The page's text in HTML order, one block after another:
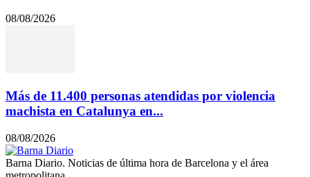
08/08/2026
Más de 11.400 personas atendidas por violencia
machista en Catalunya en...
08/08/2026
Barna Diario. Noticias de última hora de Barcelona y el área